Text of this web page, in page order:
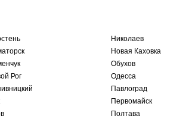
Рог
Николаев
Новая Каховка
Обухов
Одесса
Павлоград
Первомайск
Полтава